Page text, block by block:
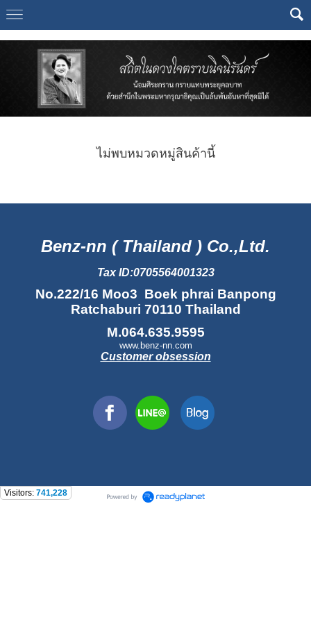
ไม่พบหมวดหมู่สินค้านี้
Benz-nn ( Thailand ) Co.,Ltd.
Tax ID:0705564001323
No.222/16 Moo3 Boek phrai Banpong
Ratchaburi 70110 Thailand
M.064.635.9595
www.benz-nn.com
Customer obsession
Visitors: 741,228